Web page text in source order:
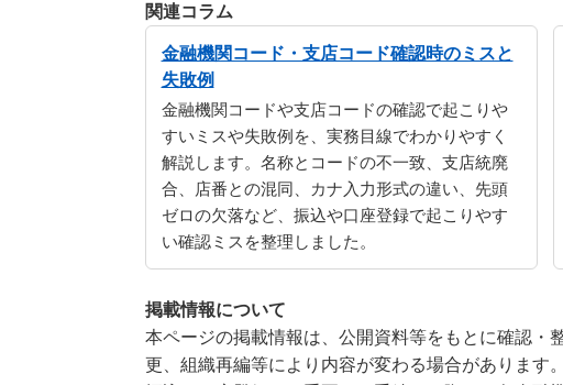
関連コラム
金融機関コード・支店コード確認時のミスと
失敗例
金融機関コードや支店コードの確認で起こりや
すいミスや失敗例を、実務目線でわかりやすく
解説します。名称とコードの不一致、支店統廃
合、店番との混同、カナ入力形式の違い、先頭
ゼロの欠落など、振込や口座登録で起こりやす
い確認ミスを整理しました。
掲載情報について
本ページの掲載情報は、公開資料等をもとに確認・
更、組織再編等により内容が変わる場合があります。